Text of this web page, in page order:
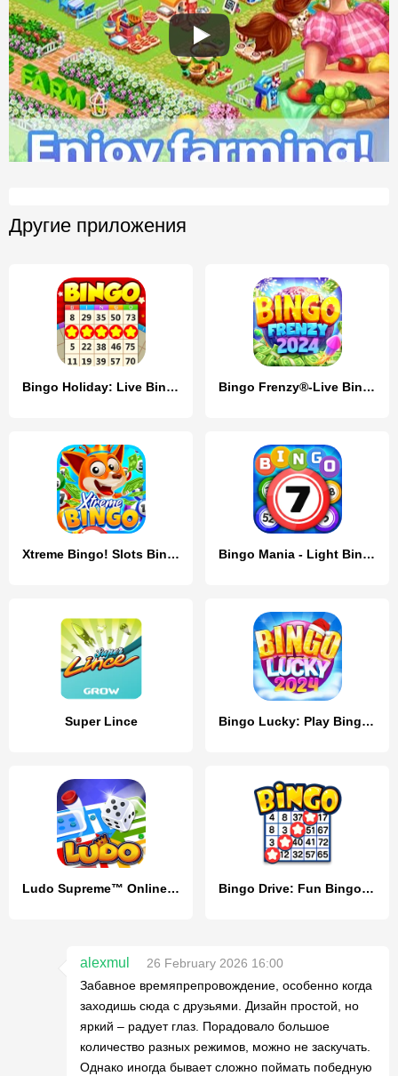
Другие приложения
Bingo Holiday: Live Bingo Game Bingo Frenzy®-Live Bingo Games
Xtreme Bingo! Slots Bingo Game Bingo Mania - Light Bingo Game
Super Lince Bingo Lucky: Play Bingo Games
Ludo Supreme™ Online Gold Star Bingo Drive: Fun Bingo Games
alexmul
26 February 2026 16:00
Забавное времяпрепровождение, особенно когда
заходишь сюда с друзьями. Дизайн простой, но
яркий – радует глаз. Порадовало большое
количество разных режимов, можно не заскучать.
Однако иногда бывает сложно поймать победную